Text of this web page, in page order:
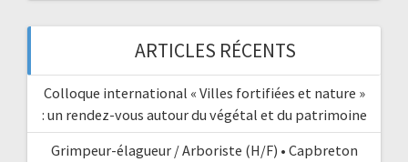
ARTICLES RÉCENTS
Colloque international « Villes fortifiées et nature »
: un rendez-vous autour du végétal et du patrimoine
Grimpeur-élagueur / Arboriste (H/F) • Capbreton